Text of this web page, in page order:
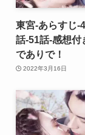
東宮-あらすじ-
話-51話-感想付
でありで！
2022年3月16日